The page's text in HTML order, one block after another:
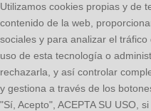
Utilizamos cookies propias y de
contenido de la web,
sociales y para analizar el
uso de esta tecnología o
rechazarla, y así controlar
y gestiona a través de los
"Sí, Acepto", ACEPTA SU USO,